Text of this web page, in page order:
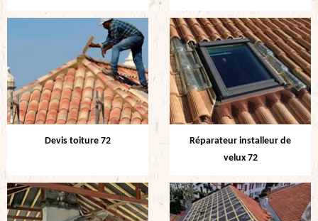
Devis toiture 72
Réparateur installeur de
velux 72